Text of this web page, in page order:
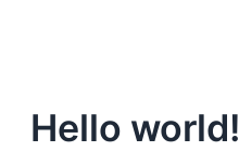
Hello world!